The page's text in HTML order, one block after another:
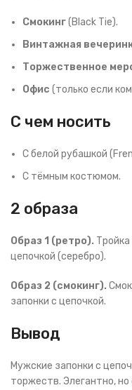
Смокинг(Black Tie).
Винтажная
Торжественное
Офис (только если
С чем носить
С белой рубашкой
С тёмным костюмом.
2 образа
Образ 1 (ретро).
цепочкой (серебро).
Образ 2 (смокинг).
запонки с цепочкой.
Вывод
Мужские запонки с
торжеств. Элегантно,